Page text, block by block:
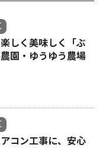
しく美味しく「ぶ
園・ゆうゆう農場
コン工事に、安心